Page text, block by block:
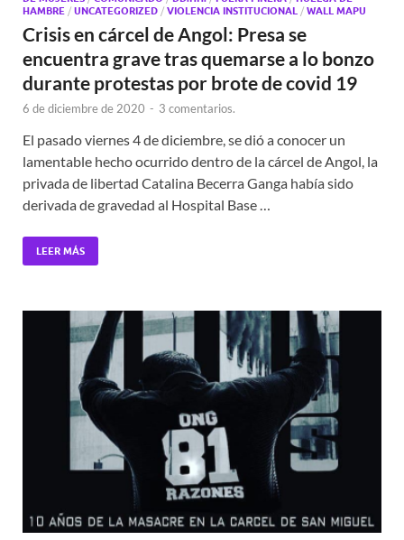
HAMBRE / UNCATEGORIZED / VIOLENCIA INSTITUCIONAL / WALL MAPU
Crisis en cárcel de Angol: Presa se
encuentra grave tras quemarse a lo bonzo
durante protestas por brote de covid 19
6 de diciembre de 2020 - 3 comentarios.
El pasado viernes 4 de diciembre, se dió a conocer un
lamentable hecho ocurrido dentro de la cárcel de Angol, la
privada de libertad Catalina Becerra Ganga había sido
derivada de gravedad al Hospital Base …
LEER MÁS